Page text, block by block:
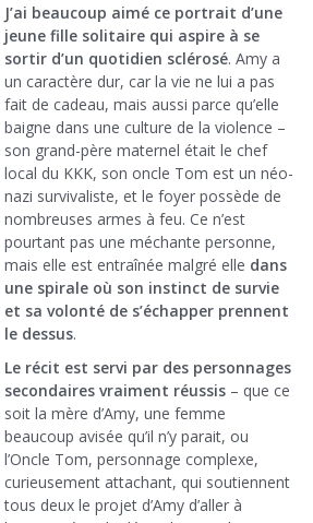
J’ai beaucoup aimé ce portrait d’une
jeune fille solitaire qui aspire à se
sortir d’un quotidien sclérosé. Amy a
un caractère dur, car la vie ne lui a pas
fait de cadeau, mais aussi parce qu’elle
baigne dans une culture de la violence –
son grand-père maternel était le chef
local du KKK, son oncle Tom est un néo-
nazi survivaliste, et le foyer possède de
nombreuses armes à feu. Ce n’est
pourtant pas une méchante personne,
mais elle est entraînée malgré elle dans
une spirale où son instinct de survie
et sa volonté de s’échapper prennent
le dessus.
Le récit est servi par des personnages
secondaires vraiment réussis – que ce
soit la mère d’Amy, une femme
beaucoup avisée qu’il n’y parait, ou
l’Oncle Tom, personnage complexe,
curieusement attachant, qui soutiennent
tous deux le projet d’Amy d’aller à